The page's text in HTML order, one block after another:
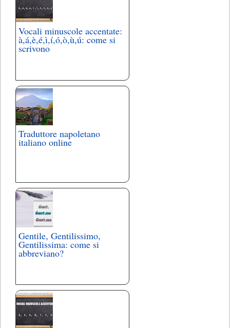
Vocali minuscole accentate:
à,á,è,é,ì,í,ó,ò,ù,ú: come si
scrivono
Traduttore napoletano
italiano online
Gentile, Gentilissimo,
Gentilissima: come si
abbreviano?